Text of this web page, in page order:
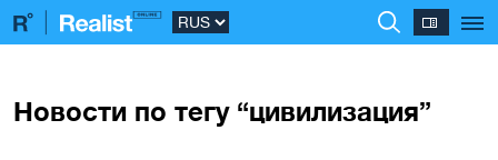
Новости по тегу “цивилизация”